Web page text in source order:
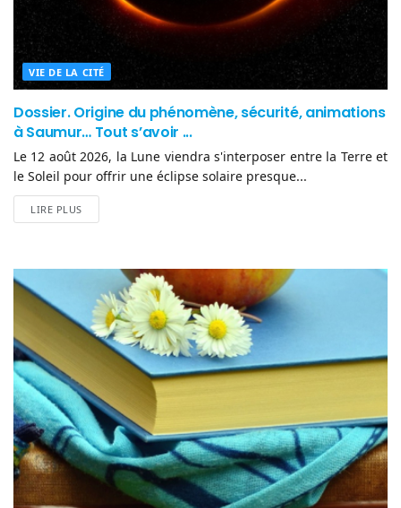
VIE DE LA CITÉ
Dossier. Origine du phénomène, sécurité, animations
à Saumur… Tout s’avoir ...
Le 12 août 2026, la Lune viendra s'interposer entre la Terre et
le Soleil pour offrir une éclipse solaire presque...
LIRE PLUS